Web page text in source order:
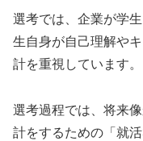
選考では、企業が学
生自身が自己理解や
計を重視しています。
選考過程では、将来
計をするための「就